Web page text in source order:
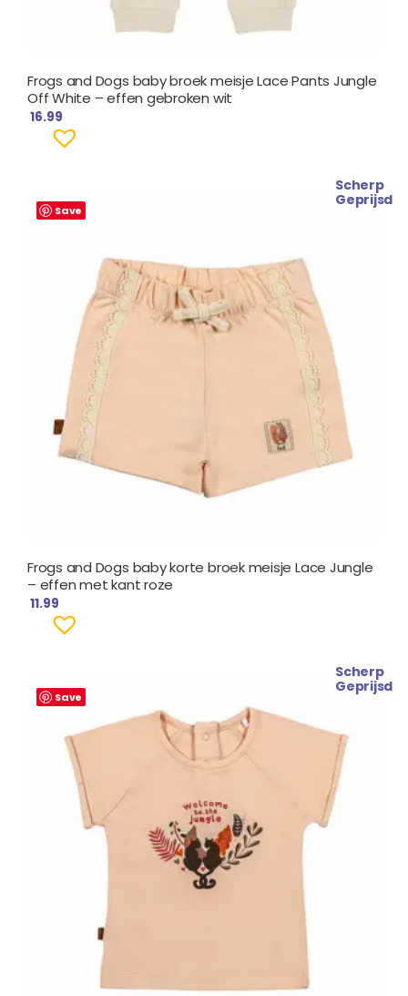
Frogs and Dogs baby broek meisje Lace Pants Jungle
Off White – effen gebroken wit
16.99
Save
Scherp
Geprijsd
Frogs and Dogs baby korte broek meisje Lace Jungle
– effen met kant roze
11.99
Save
Scherp
Geprijsd
prijs
was:
€ 16.99.€ 13.99.